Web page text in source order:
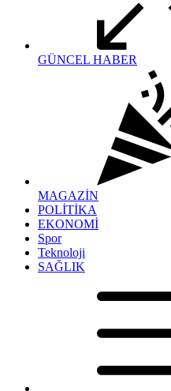
GÜNCEL HABER
MAGAZİN
POLİTİKA
EKONOMİ
Spor
Teknoloji
SAĞLIK